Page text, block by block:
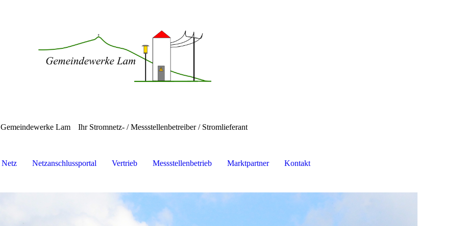
Gemeindewerke Lam Ihr Stromnetz- / Messstellenbetreiber / Stromlieferant
Netz Netzanschlussportal Vertrieb Messstellenbetrieb Marktpartner Kontakt